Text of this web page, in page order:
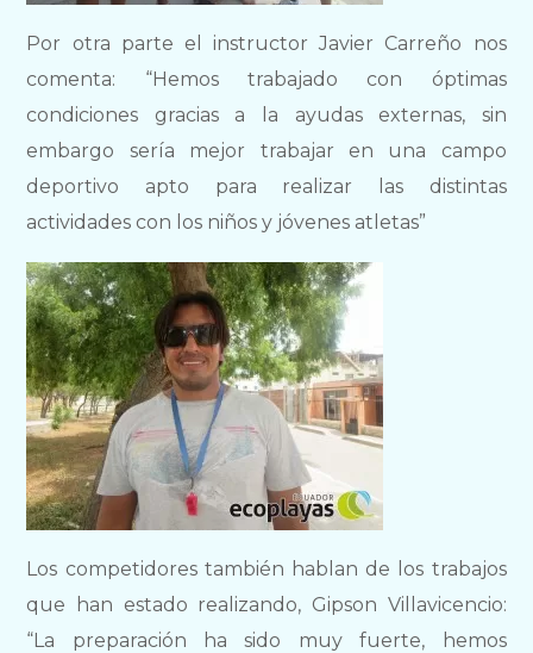
Por otra parte el instructor Javier Carreño nos
comenta: “Hemos trabajado con óptimas
condiciones gracias a la ayudas externas, sin
embargo sería mejor trabajar en una campo
deportivo apto para realizar las distintas
actividades con los niños y jóvenes atletas”
Los competidores también hablan de los trabajos
que han estado realizando, Gipson Villavicencio:
“La preparación ha sido muy fuerte, hemos